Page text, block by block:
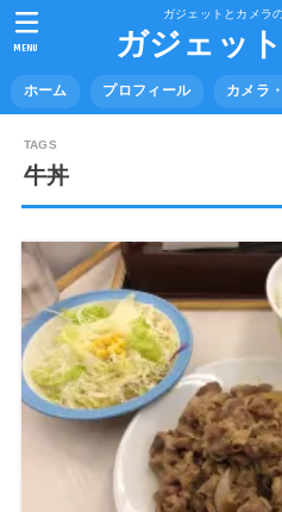
ガジェットとカメラ
ガジェッ
ホーム プロフィール カメラ
MENU
牛丼